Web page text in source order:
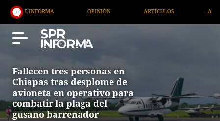
ARTÍCULOS ARTE /
Fallecen tres personas en
Chiapas tras desplome de
avioneta en operativo para
combatir la plaga del
gusano barrenador